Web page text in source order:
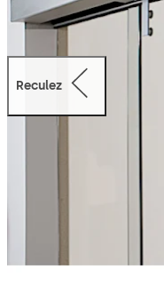
Reculez